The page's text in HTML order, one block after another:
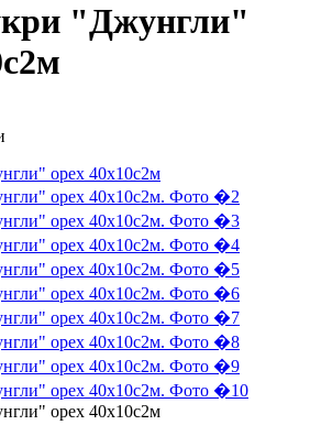
"Джунгли"